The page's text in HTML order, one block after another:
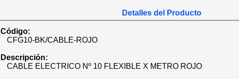
Detalles del Producto
Código:
CFG10-BK/CABLE-ROJO
Descripción:
CABLE ELECTRICO Nº 10 FLEXIBLE X METRO ROJO